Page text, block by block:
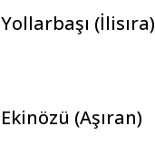
Yollarbaşı (İlisıra)
Ekinözü (Aşıran)